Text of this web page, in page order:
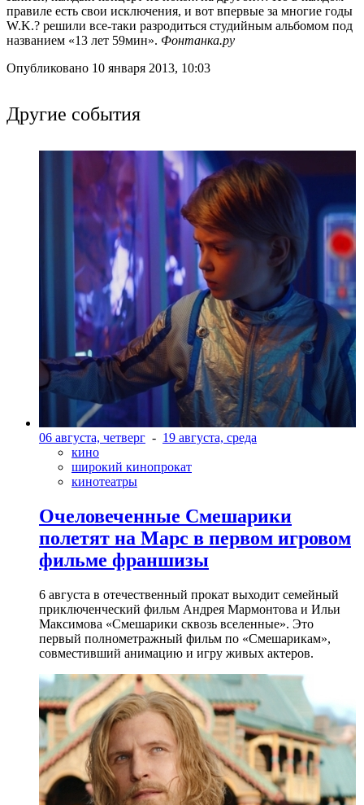
правиле есть свои исключения, и вот впервые за многие годы
W.K.? решили все-таки разродиться студийным альбомом под
названием «13 лет 59мин». Фонтанка.ру
Опубликовано 10 января 2013, 10:03
Другие события
06 августа, четверг - 19 августа, среда
кино
широкий кинопрокат
кинотеатры
Очеловеченные Смешарики
полетят на Марс в первом игровом
фильме франшизы
6 августа в отечественный прокат выходит семейный
приключенческий фильм Андрея Мармонтова и Ильи
Максимова «Смешарики сквозь вселенные». Это
первый полнометражный фильм по «Смешарикам»,
совместивший анимацию и игру живых актеров.